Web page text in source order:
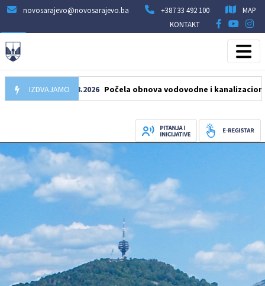
novosarajevo@novosarajevo.ba +387 33 492 100
MAP
KONTAKT
IZDVAJAMO
05.08.2026 Počela obnova vodovodne i kanalizacione